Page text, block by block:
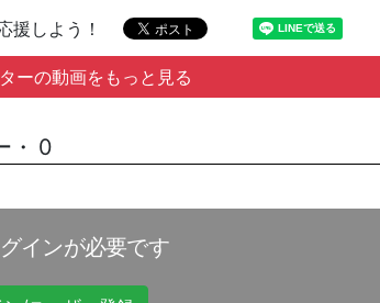
援しよう！
ーの動画をもっと見る
・ 0
インが必要です